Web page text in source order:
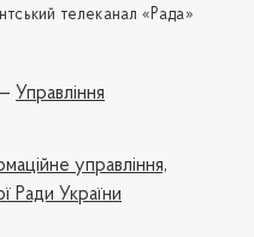
телеканал «Рада»
Управління
управління,
Ради України